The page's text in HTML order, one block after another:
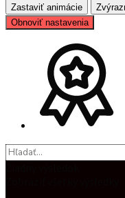
Zastaviť animácie
Obnoviť nastavenia